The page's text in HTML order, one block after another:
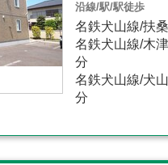
沿線/駅/駅徒歩
名鉄犬山線/扶
名鉄犬山線/木
分
名鉄犬山線/犬
分